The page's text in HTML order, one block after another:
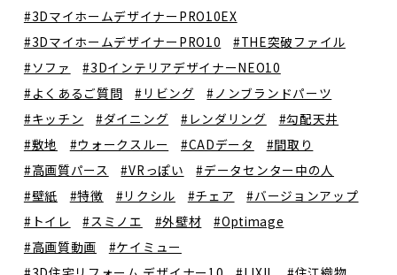
#3DマイホームデザイナーPRO10EX
#3DマイホームデザイナーPRO10
#THE突破ファイル
#ソファ
#3DインテリアデザイナーNEO10
#よくあるご質問
#リビング
#ノンブランドパーツ
#キッチン
#ダイニング #レンダリング
#勾配天井
#敷地
#ウォークスルー #CADデータ
#間取り
#高画質パース
#VRっぽい
#データセンター中の人
#壁紙
#特徴 #リクシル #チェア
#バージョンアップ
#トイレ
#スミノエ #外壁材
#Optimage
#高画質動画
#ケイミュー